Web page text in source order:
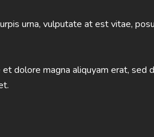
urna, vulputate at est vitae,
dolore magna aliquyam erat,